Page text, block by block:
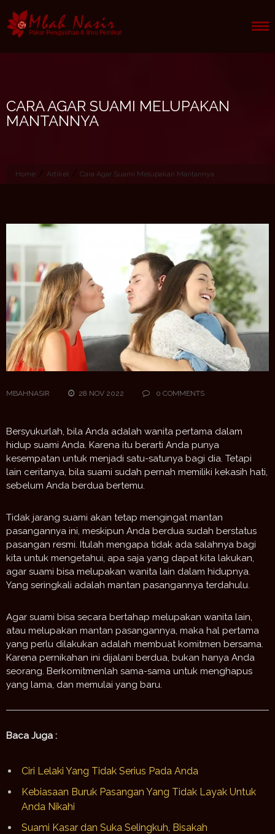
to
content
CARA AGAR SUAMI MELUPAKAN
MANTANNYA
Home / Artikel / Cara Agar Suami Melupakan Mantannya
MBAHNASIR 28 NOV 2022 0 COMMENTS
Bersyukurlah, bila Anda adalah wanita pertama dalam
hidup suami Anda. Karena itu berarti Anda punya
kesempatan untuk menjadi satu-satunya bagi dia. Tetapi
lain ceritanya, bila suami sudah pernah memiliki kekasih hati,
sebelum Anda berdua bertemu.
Tidak jarang suami akan tetap mengingat mantan
pasangannya ini, meskipun Anda berdua sudah berstatus
pasangan resmi. Itulah mengapa tidak ada salahnya bagi
kita untuk mengetahui, apa saja yang dapat kita lakukan,
agar suami bisa melupakan wanita lain dalam hidupnya.
Yang seringkali adalah mantan pasangannya terdahulu.
Agar suami bisa secara bertahap melupakan wanita lain,
atau melupakan mantan pasangannya, maka hal pertama
yang perlu dilakukan adalah membuat komitmen bersama.
Karena pernikahan ini dijalani berdua, bukan hanya Anda
seorang. Berkomitmenlah sama-sama untuk menghapus
yang lama, dan memulai yang baru.
Baca Juga :
Ciri Lelaki Yang Tidak Serius Pada Anda
Kebiasaan Buruk Pasangan Yang Tidak Layak Untuk
Anda Nikahi
Suami Kasar dan Suka Selingkuh, Bisakah